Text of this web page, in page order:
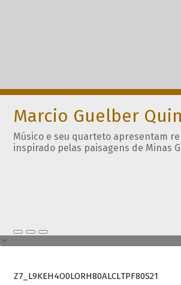
Marcio Guelber
Músico e seu quarteto apresentam
inspirado pelas paisagens de Minas
Z7_L9KEH4O0LORH80ALCLTPF80S21